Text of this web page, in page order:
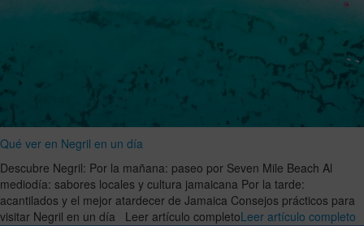
Qué ver en Negril en un día
Descubre Negril: Por la mañana: paseo por Seven Mile Beach Al
mediodía: sabores locales y cultura jamaicana Por la tarde:
acantilados y el mejor atardecer de Jamaica Consejos prácticos para
visitar Negril en un día Leer artículo completoLeer artículo completo